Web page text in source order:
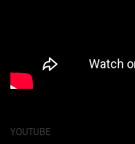
YOUTUBE